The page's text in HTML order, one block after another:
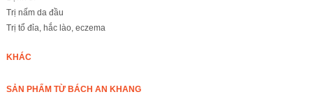
Trị nấm da đầu
Trị tổ đỉa, hắc lào, eczema
KHÁC
SẢN PHẨM TỪ BÁCH AN KHANG